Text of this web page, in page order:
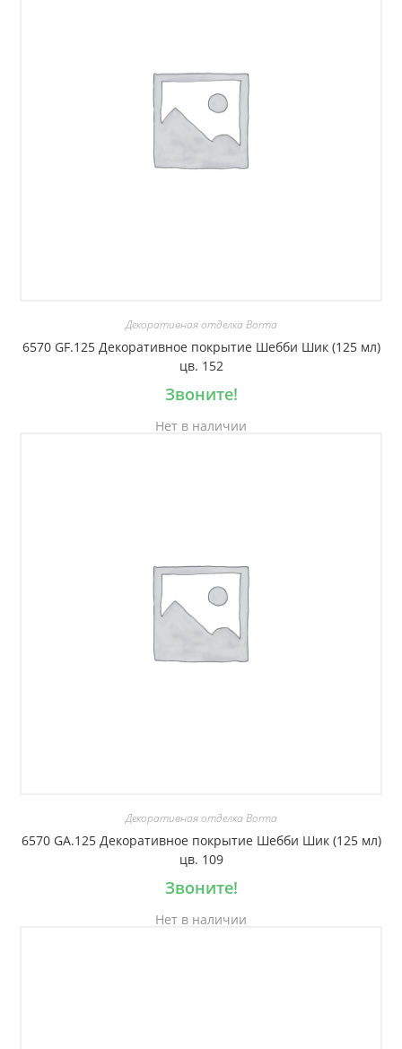
Декоративная отделка Borma
6570 GF.125 Декоративное покрытие Шебби Шик (125 мл)
цв. 152
Звоните!
Нет в наличии
Декоративная отделка Borma
6570 GA.125 Декоративное покрытие Шебби Шик (125 мл)
цв. 109
Звоните!
Нет в наличии